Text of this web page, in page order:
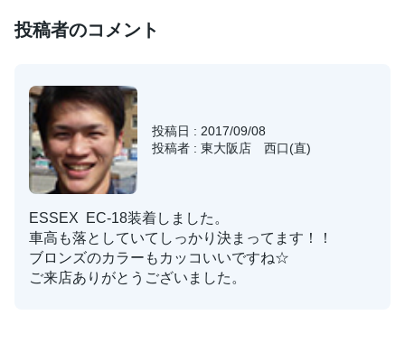
投稿者のコメント
投稿日 : 2017/09/08
投稿者 : 東大阪店 西口(直)
ESSEX EC-18装着しました。
車高も落としていてしっかり決まってます！！
ブロンズのカラーもカッコいいですね☆
ご来店ありがとうございました。